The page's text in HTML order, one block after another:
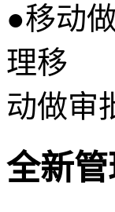
●移动
理移
动做审
全新